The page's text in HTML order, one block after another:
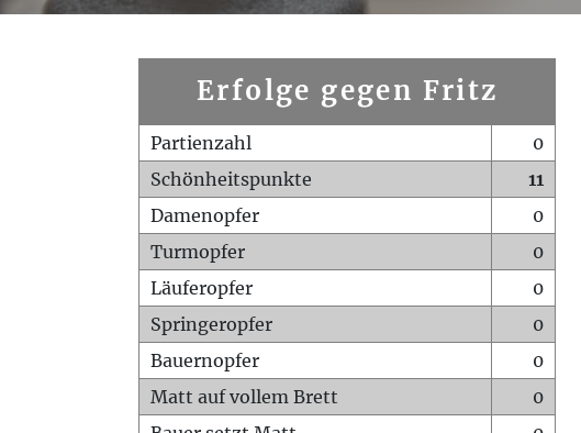
Erfolge gegen Fritz
Partienzahl
0
Schönheitspunkte
11
Damenopfer
0
Turmopfer
0
Läuferopfer
0
Springeropfer
0
Bauernopfer
0
Matt auf vollem Brett
0